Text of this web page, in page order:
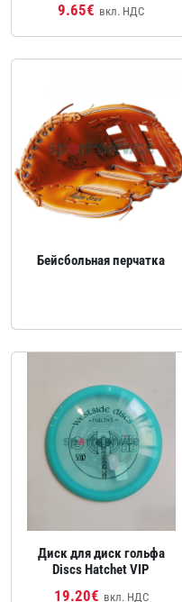
9.65€ вкл. НДС
Бейсбольная перчатка
Диск для диск гольфа
Discs Hatchet VIP
19.20€ вкл. НДС